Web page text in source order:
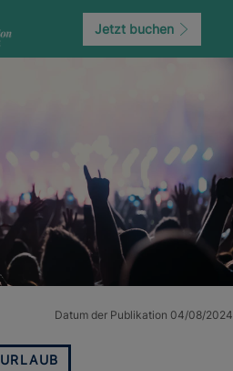
Jetzt buchen
Datum der Publikation 04/08/2024
URLAUB